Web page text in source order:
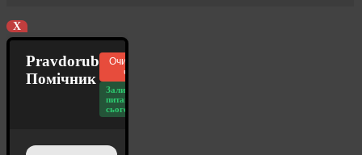
X
Pravdorub
Помічник
Очистити
чат
Залишилось
питань
сьогодні: 20